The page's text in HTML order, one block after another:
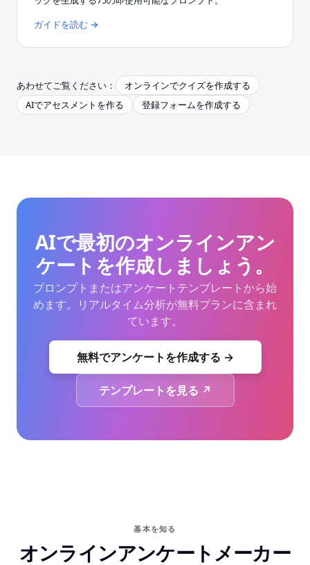
ガイドを読む →
あわせてご覧ください：
オンラインでクイズを作成する
AIでアセスメントを作る
登録フォームを作成する
AIで最初のオンラインアン
ケートを作成しましょう。
プロンプトまたはアンケートテンプレートから始
めます。リアルタイム分析が無料プランに含まれ
ています。
無料でアンケートを作成する →
テンプレートを見る ↗
基本を知る
オンラインアンケートメーカー